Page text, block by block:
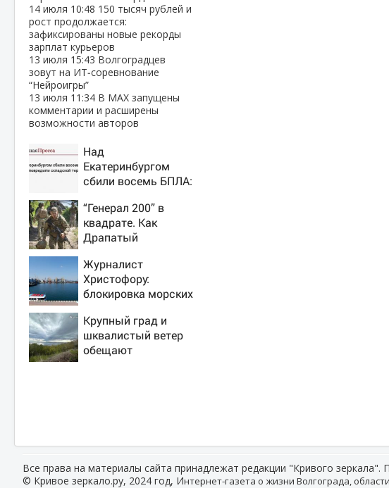
14 июля 10:48 150 тысяч рублей и
рост продолжается:
зафиксированы новые рекорды
зарплат курьеров
13 июля 15:43 Волгоградцев
зовут на ИТ‑соревнование
“Нейроигры”
13 июля 11:34 В МАХ запущены
комментарии и расширены
возможности авторов
Над
Екатеринбургом
сбили восемь БПЛА:
сотрудников
Wildberries
“Генерал 200” в
квадрате. Как
Драпатый
Сырского
Журналист
Христофору:
блокировка морских
катастрофа для
Украины
Крупный град и
шквалистый ветер
обещают
Все права на материалы сайта принадлежат редакции "Кривого
© Кривое зеркало.ру, 2024 год, Интернет-газета о жизни Волгограда,